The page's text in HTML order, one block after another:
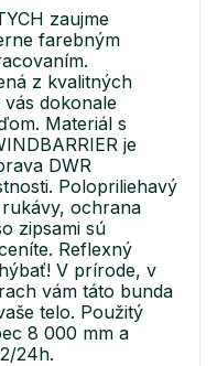
zaujme
farebným
z kvalitných
dokonale
Materiál s
je
DWR
Polopriliehavý
ochrana
zipsami sú
Reflexný
V prírode, v
vám táto bunda
telo. Použitý
8 000 mm a
24h.